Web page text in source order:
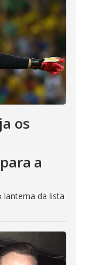
os
a
lanterna da lista